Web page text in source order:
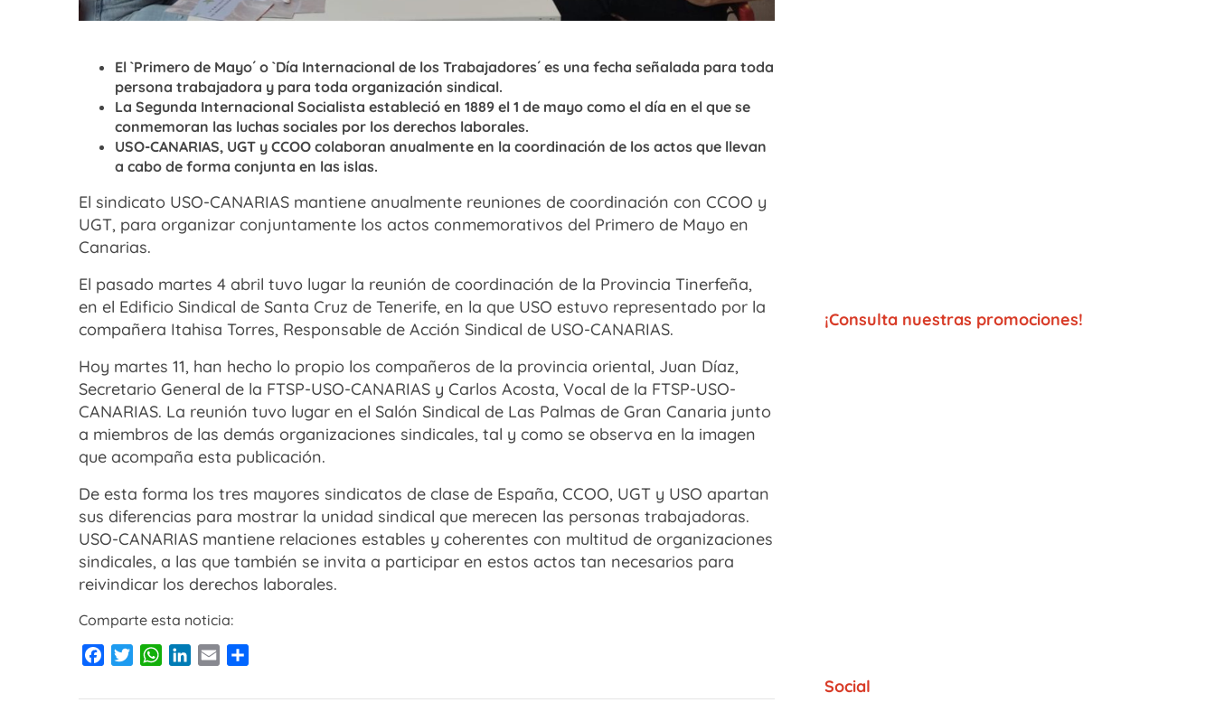
El `Primero de Mayo´ o `Día Internacional de los Trabajadores´ es una fecha señalada para toda
persona trabajadora y para toda organización sindical.
La Segunda Internacional Socialista estableció en 1889 el 1 de mayo como el día en el que se
conmemoran las luchas sociales por los derechos laborales.
USO-CANARIAS, UGT y CCOO colaboran anualmente en la coordinación de los actos que llevan
a cabo de forma conjunta en las islas.
El sindicato USO-CANARIAS mantiene anualmente reuniones de coordinación con CCOO y
UGT, para organizar conjuntamente los actos conmemorativos del Primero de Mayo en
Canarias.
El pasado martes 4 abril tuvo lugar la reunión de coordinación de la Provincia Tinerfeña,
en el Edificio Sindical de Santa Cruz de Tenerife, en la que USO estuvo representado por la
compañera Itahisa Torres, Responsable de Acción Sindical de USO-CANARIAS.
Hoy martes 11, han hecho lo propio los compañeros de la provincia oriental, Juan Díaz,
Secretario General de la FTSP-USO-CANARIAS y Carlos Acosta, Vocal de la FTSP-USO-
CANARIAS. La reunión tuvo lugar en el Salón Sindical de Las Palmas de Gran Canaria junto
a miembros de las demás organizaciones sindicales, tal y como se observa en la imagen
que acompaña esta publicación.
De esta forma los tres mayores sindicatos de clase de España, CCOO, UGT y USO apartan
sus diferencias para mostrar la unidad sindical que merecen las personas trabajadoras.
USO-CANARIAS mantiene relaciones estables y coherentes con multitud de organizaciones
sindicales, a las que también se invita a participar en estos actos tan necesarios para
reivindicar los derechos laborales.
Comparte esta noticia:
Facebook
TwitterWhatsApp
LinkedIn
Email
¡Consulta nuestras promociones!
Social